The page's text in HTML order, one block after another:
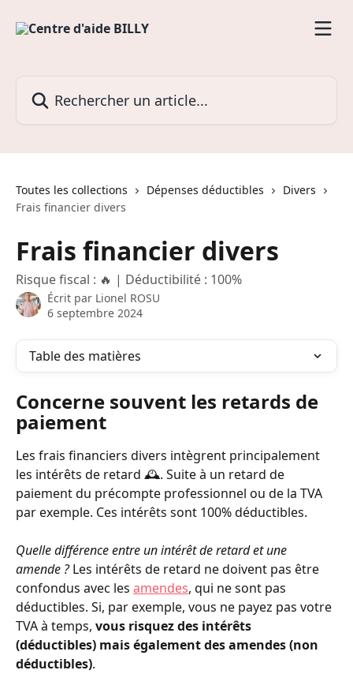
Toutes les collections Dépenses déductibles
Divers
Frais financier divers
Frais financier divers
Risque fiscal : 🔥 | Déductibilité : 100%
Écrit par Lionel ROSU
6 septembre 2024
Table des matières
Concerne souvent les retards de
paiement
Les frais financiers divers intègrent principalement
les intérêts de retard 🕰️. Suite à un retard de
paiement du précompte professionnel ou de la TVA
par exemple. Ces intérêts sont 100% déductibles.
Quelle différence entre un intérêt de retard et une
amende ? Les intérêts de retard ne doivent pas être
confondus avec les amendes, qui ne sont pas
déductibles. Si, par exemple, vous ne payez pas votre
TVA à temps, vous risquez des intérêts
(déductibles) mais également des amendes (non
déductibles).